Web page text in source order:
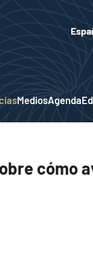
MediosAgenda
cómo